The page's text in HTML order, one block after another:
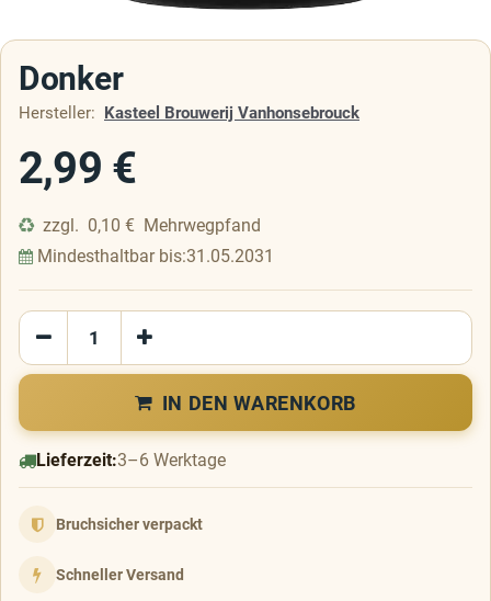
Donker
Hersteller: Kasteel Brouwerij Vanhonsebrouck
2,99 €
zzgl. 0,10 € Mehrwegpfand
Mindesthaltbar bis:31.05.2031
IN DEN WARENKORB
Lieferzeit:3–6 Werktage
Bruchsicher verpackt
Schneller Versand